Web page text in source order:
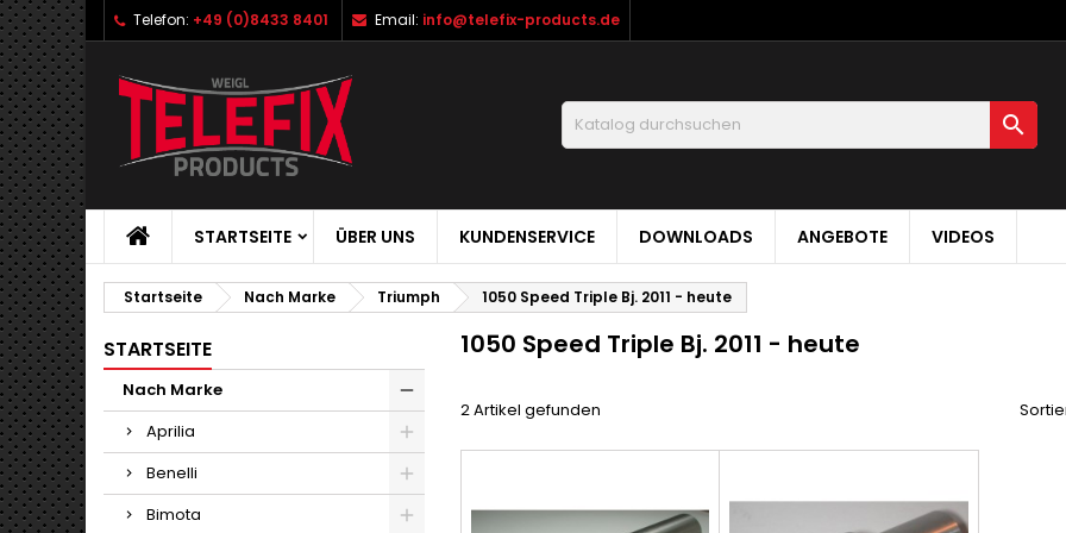
Telefon: +49 (0)8433 8401 Email: info@telefix-products.de

STARTSEITE ÜBER UNS KUNDENSERVICE DOWNLOADS ANGEBOTE VIDEOS
Startseite Nach Marke Triumph 1050 Speed Triple Bj. 2011 - heute
STARTSEITE
Nach Marke
Aprilia
Benelli
Bimota
1050 Speed Triple Bj. 2011 - heute
2 Artikel gefunden